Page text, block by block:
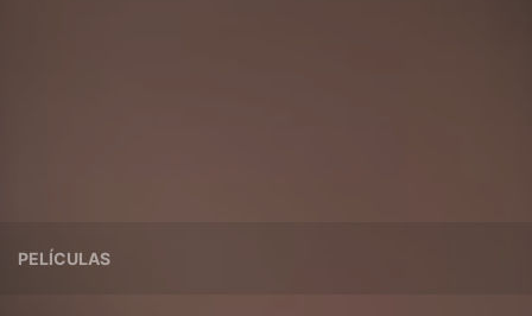
PELÍCULAS